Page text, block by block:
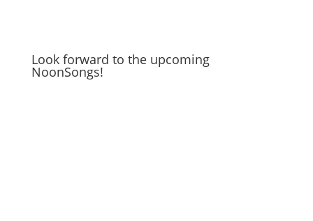
Look forward to the upcoming
NoonSongs!